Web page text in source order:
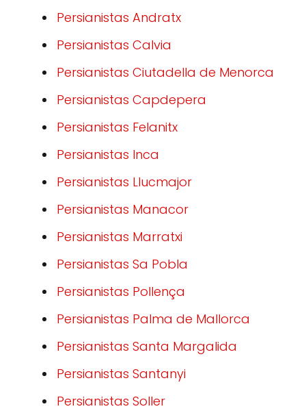
Persianistas Andratx
Persianistas Calvia
Persianistas Ciutadella de Menorca
Persianistas Capdepera
Persianistas Felanitx
Persianistas Inca
Persianistas Llucmajor
Persianistas Manacor
Persianistas Marratxi
Persianistas Sa Pobla
Persianistas Pollença
Persianistas Palma de Mallorca
Persianistas Santa Margalida
Persianistas Santanyi
Persianistas Soller